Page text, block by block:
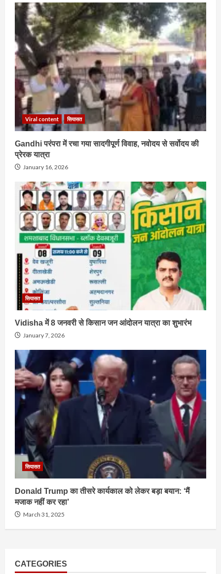
Viral content सियासत
Gandhi परंपरा में रचा गया सादगीपूर्ण विवाह, नवोदय से सर्वोदय की
प्रेरक यात्रा
January 16, 2026
सियासत
Vidisha में 8 जनवरी से किसान जन आंदोलन यात्रा का शुभारंभ
January 7, 2026
सियासत
Donald Trump का तीसरे कार्यकाल को लेकर बड़ा बयान: ‘मैं
मजाक नहीं कर रहा’
March 31, 2025
CATEGORIES